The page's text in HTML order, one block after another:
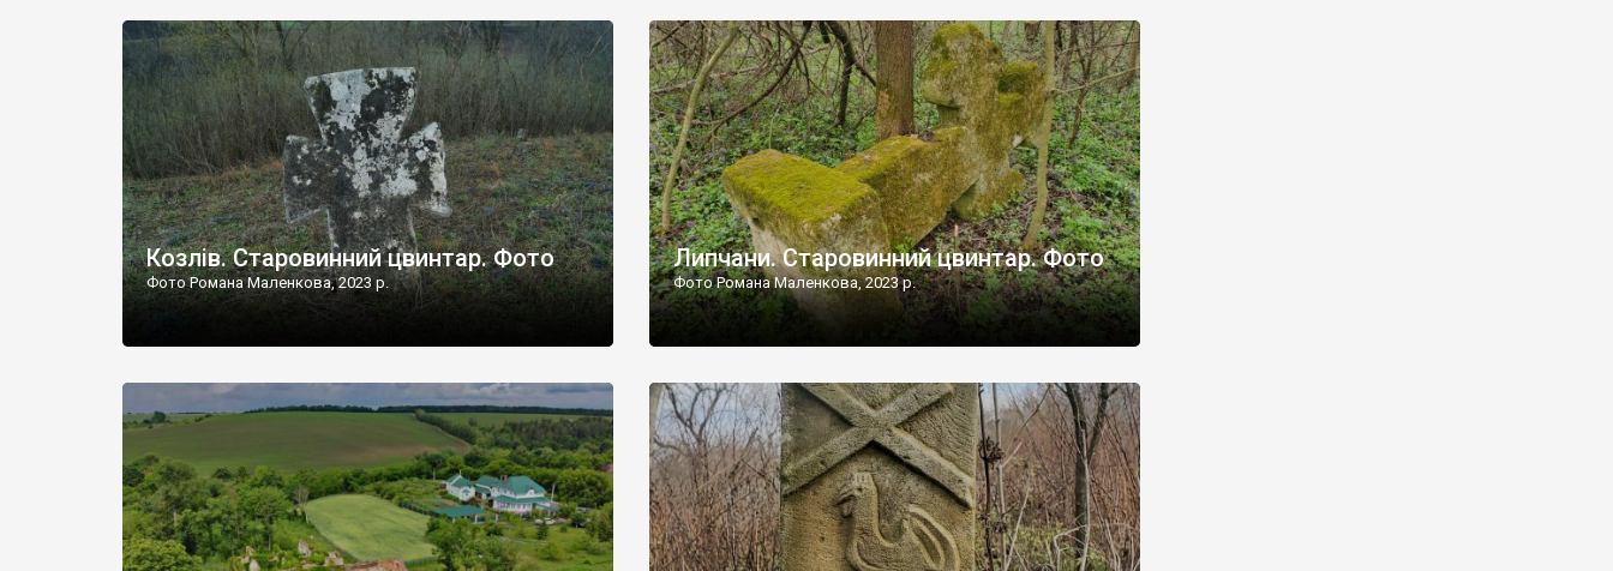
Наддністрянське відрізняється від більшості навколишніх
сіл. У селі є мурована Михайлівська церква. Точної дати […]
дороги їх не видно, але видно дві стареньких колії у траві –
[…]
Козлів. Старовинний цвинтар. Фото
Фото Романа Маленкова, 2023 р.
Липчани. Старовинний цвинтар. Фото
Фото Романа Маленкова, 2023 р.